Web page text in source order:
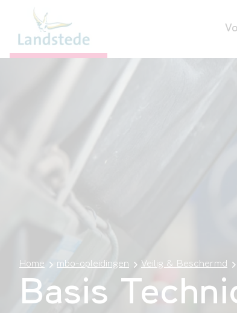
Home mbo-opleidingen Veilig & Beschermd
Basis